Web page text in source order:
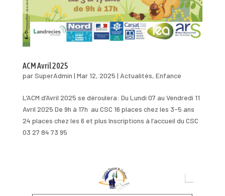
ACM Avril 2025
parSuperAdmin | Mar 12, 2025 | Actualités, Enfance
L’ACM d’Avril 2025 se déroulera: Du Lundi 07 au Vendredi 11
Avril 2025 De 9h à 17h au CSC 16 places chez les 3-5 ans
24 places chez les 6 et plus Inscriptions à l’accueil du CSC
03 27 84 73 95